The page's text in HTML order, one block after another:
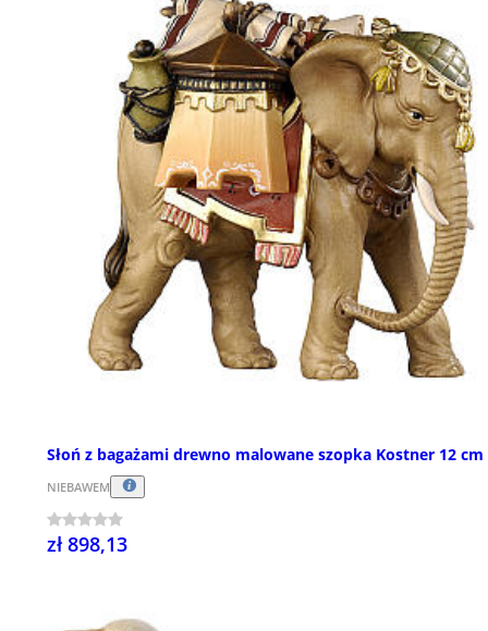
Słoń z bagażami drewno malowane szopka Kostner 12 cm
NIEBAWEM
zł 898,13